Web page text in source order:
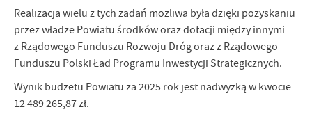
Realizacja wielu z tych zadań możliwa była dzięki pozyskaniu
przez władze Powiatu środków oraz dotacji między innymi
z Rządowego Funduszu Rozwoju Dróg oraz z Rządowego
Funduszu Polski Ład Programu Inwestycji Strategicznych.
Wynik budżetu Powiatu za 2025 rok jest nadwyżką w kwocie
12 489 265,87 zł.